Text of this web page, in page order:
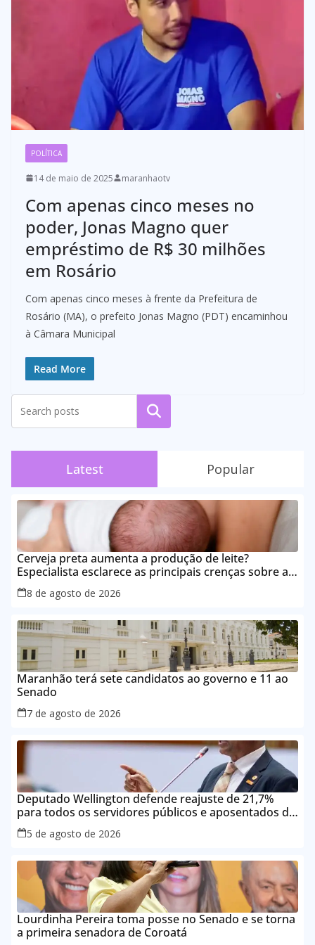
POLÍTICA
14 de maio de 2025 maranhaotv
Com apenas cinco meses no
poder, Jonas Magno quer
empréstimo de R$ 30 milhões
em Rosário
Com apenas cinco meses à frente da Prefeitura de
Rosário (MA), o prefeito Jonas Magno (PDT) encaminhou
à Câmara Municipal
Read More
Pesquisar
Latest Popular
Cerveja preta aumenta a produção de leite?
Especialista esclarece as principais crenças sobre a
alimentação durante a amamentação
8 de agosto de 2026
Maranhão terá sete candidatos ao governo e 11 ao
Senado
7 de agosto de 2026
Deputado Wellington defende reajuste de 21,7%
para todos os servidores públicos e aposentados do
Maranhão
5 de agosto de 2026
Lourdinha Pereira toma posse no Senado e se torna
a primeira senadora de Coroatá